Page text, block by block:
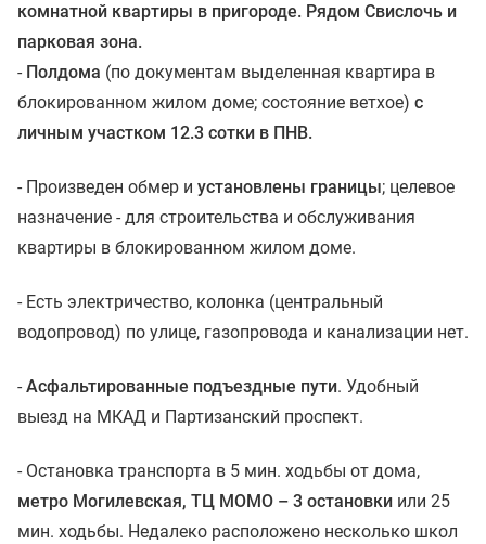
комнатной квартиры в пригороде. Рядом Свислочь и
парковая зона.
- Полдома (по документам выделенная квартира в
блокированном жилом доме; состояние ветхое) с
личным участком 12.3 сотки в ПНВ.
- Произведен обмер и установлены границы; целевое
назначение - для строительства и обслуживания
квартиры в блокированном жилом доме.
- Есть электричество, колонка (центральный
водопровод) по улице, газопровода и канализации нет.
- Асфальтированные подъездные пути. Удобный
выезд на МКАД и Партизанский проспект.
- Остановка транспорта в 5 мин. ходьбы от дома,
метро Могилевская, ТЦ МОМО – 3 остановки или 25
мин. ходьбы. Недалеко расположено несколько школ